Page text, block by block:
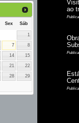
Sex Sáb
1
7 8
14 15
21 22
28 29
ao